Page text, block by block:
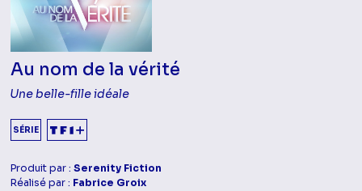
Au nom de la vérité
Une belle-fille idéale
SÉRIE
Produit par :Serenity Fiction
Réalisé par : Fabrice Groix